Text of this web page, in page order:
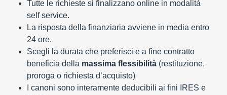
Tutte le richieste si finalizzano online in modalità
self service.
La risposta della finanziaria avviene in media entro
24 ore.
Scegli la durata che preferisci e a fine contratto
beneficia della massima flessibilità (restituzione,
proroga o richiesta d’acquisto)
I canoni sono interamente deducibili ai fini IRES e